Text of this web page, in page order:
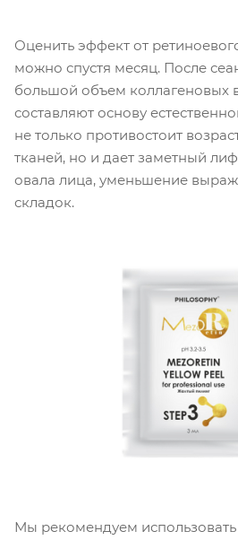
Оценить эффект от
можно спустя месяц. После
большой объем коллагеновых
составляют основу
не только противостоит
тканей, но и дает заметный
овала лица, уменьшение
складок.
Мы рекомендуем